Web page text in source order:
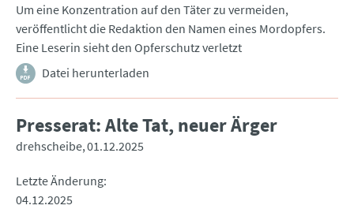
Um eine Konzentration auf den Täter zu vermeiden,
veröffentlicht die Redaktion den Namen eines Mordopfers.
Eine Leserin sieht den Opferschutz verletzt
Datei herunterladen
Presserat: Alte Tat, neuer Ärger
drehscheibe 01.12.2025
Letzte Änderung
04.12.2025